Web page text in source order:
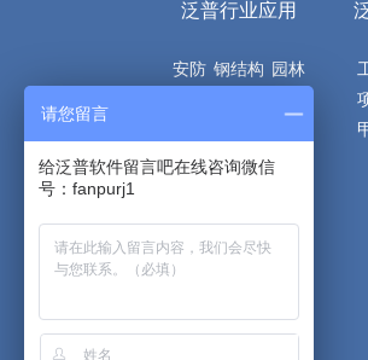
泛普行业应用
安防 钢结构 园林
隧道 桥梁 路桥
请您留言
给泛普软件留言吧在线咨询微信
号：fanpurj1